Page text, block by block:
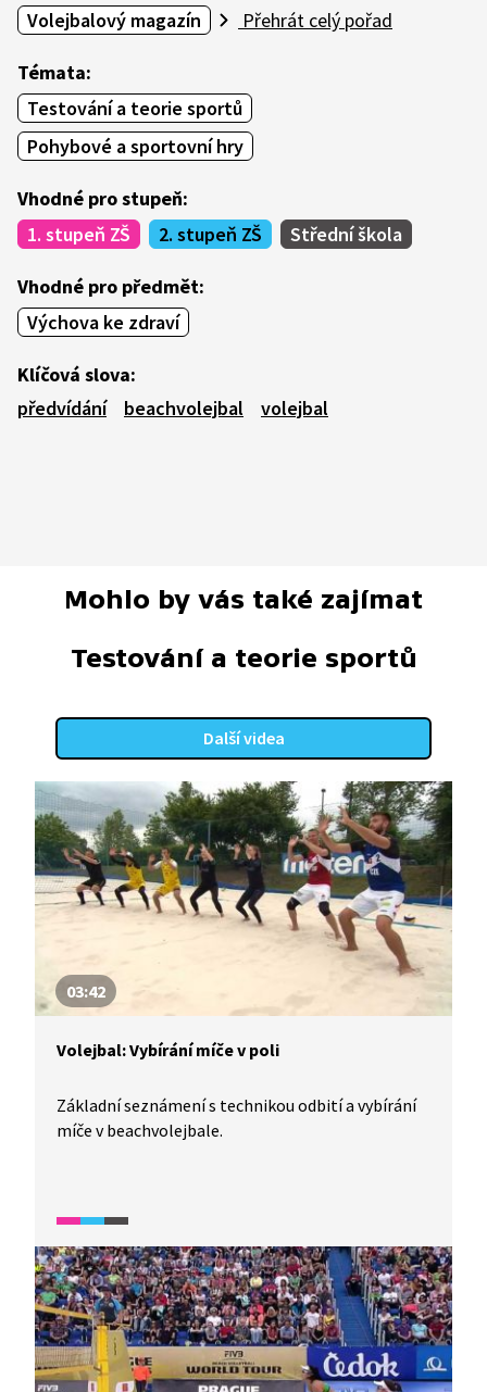
Volejbalový magazín
Přehrát celý pořad
Témata:
Testování a teorie sportů
Pohybové a sportovní hry
Vhodné pro stupeň:
1. stupeň ZŠ
2. stupeň ZŠ Střední škola
Vhodné pro předmět:
Výchova ke zdraví
Klíčová slova:
předvídání
beachvolejbal volejbal
Mohlo by vás také zajímat
Testování a teorie sportů
Další videa
03:42
Volejbal: Vybírání míče v poli
Základní seznámení s technikou odbití a vybírání
míče v beachvolejbale.